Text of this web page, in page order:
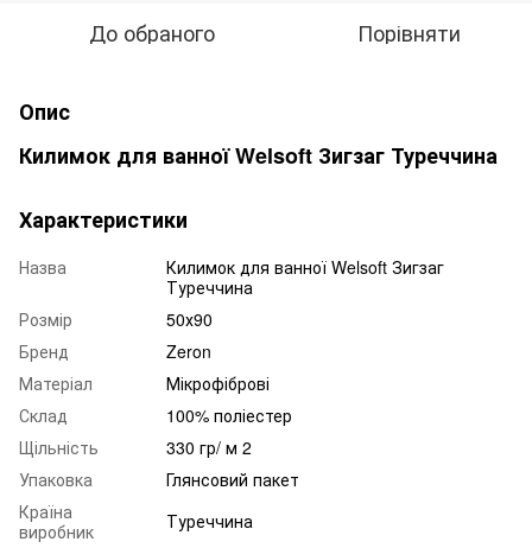
До обраного Порівняти
Опис
Килимок для ванної Welsoft Зигзаг Туреччина
Характеристики
Назва
Килимок для ванної Welsoft Зигзаг
Туреччина
Розмір
50х90
Бренд
Zeron
Матеріал
Мікрофіброві
Склад
100% поліестер
Щільність
330 гр/ м 2
Упаковка
Глянсовий пакет
Країна
виробник
Туреччина